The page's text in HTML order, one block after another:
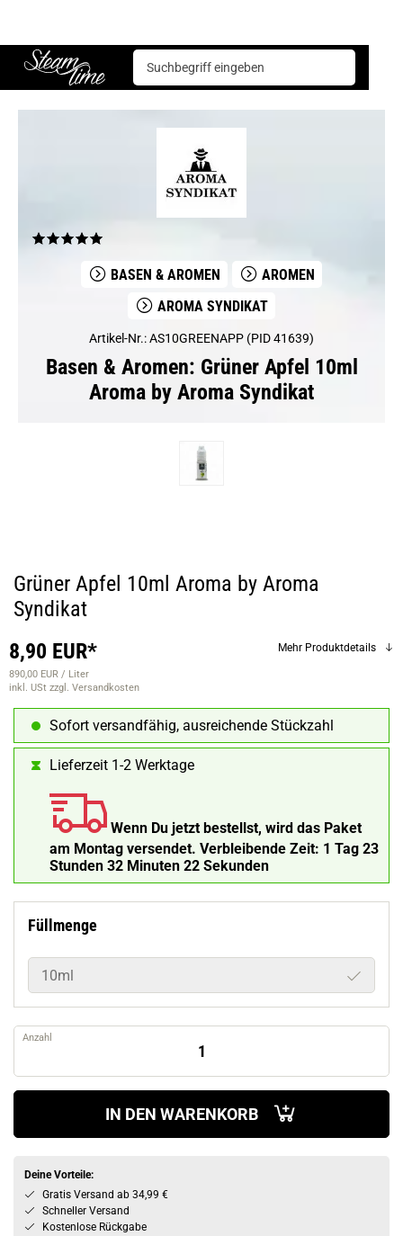
Steam time
Basen & Aromen Aromen
Aroma Syndikat
Grüner Apfel 10ml Aroma by Aroma Syndikat
BASEN & AROMEN
AROMEN
AROMA SYNDIKAT
Artikel-Nr.: AS10GREENAPP (PID 41639)
Basen & Aromen: Grüner Apfel 10ml
Aroma by Aroma Syndikat
Grüner Apfel 10ml Aroma by Aroma
Syndikat
8,90 EUR*
890,00 EUR / Liter
inkl. USt zzgl. Versandkosten
Mehr Produktdetails
Sofort versandfähig, ausreichende Stückzahl
Lieferzeit 1-2 Werktage
Wenn Du jetzt bestellst, wird das Paket
am Montag versendet. Verbleibende Zeit: 1 Tag 23
Stunden 32 Minuten 21 Sekunden
Füllmenge
10ml
Anzahl
IN DEN WARENKORB
Deine Vorteile:
Gratis Versand ab 34,99 €
Schneller Versand
Kostenlose Rückgabe